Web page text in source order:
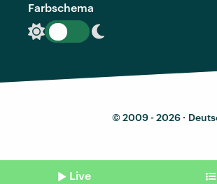
Farbschema
© 2009 - 2026 ·
Live